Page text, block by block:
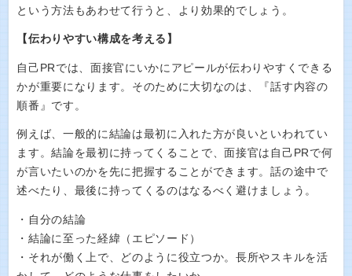
という方法もあわせて行うと、より効果的でしょう。
【伝わりやすい構成を考える】
自己PRでは、面接官にいかにアピールが伝わりやすくできる
かが重要になります。そのために大切なのは、『話す内容の
順番』です。
例えば、一般的に結論は最初に入れた方が良いといわれてい
ます。結論を最初に持ってくることで、面接官は自己PRで何
が言いたいのかを先に把握することができます。話の途中で
述べたり、最後に持ってくるのはなるべく避けましょう。
・自分の結論
・結論に至った経緯（エピソード）
・それが働く上で、どのように役立つか。長所やスキルを活